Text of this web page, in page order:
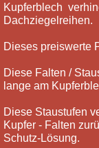
Kupferblech
Dachziegelreihen.
Dieses preiswerte
Diese Falten /
lange am
Diese Staustufen
Kupfer - Falten
Schutz-Lösung.